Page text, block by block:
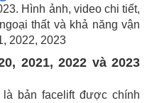
Hình ảnh, video chi tiết,
thất và khả năng vận
2022, 2023
2021, 2022 và 2023
là bản facelift được chính